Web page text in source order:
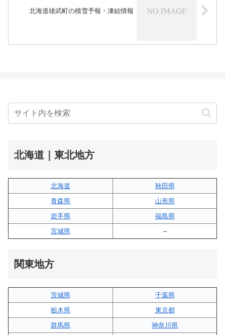
北海道雄武町の積雪予報・凍結情報
北海道｜東北地方
北海道
秋田県
青森県
山形県
岩手県
福島県
宮城県
–
関東地方
茨城県
千葉県
栃木県
東京都
群馬県
神奈川県